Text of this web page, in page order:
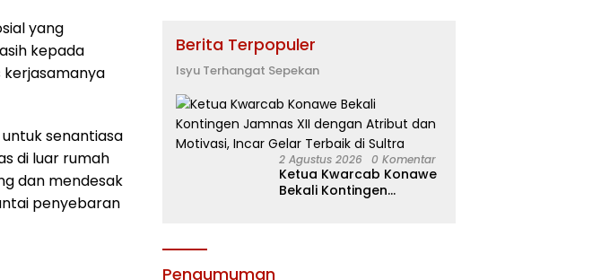
yang
kepada
kerjasamanya
senantiasa
di luar rumah
dan mendesak
penyebaran
Berita Terpopuler
Isyu Terhangat Sepekan
2 Agustus 2026 0 Komentar
Ketua Kwarcab Konawe
Bekali Kontingen
Pengumuman